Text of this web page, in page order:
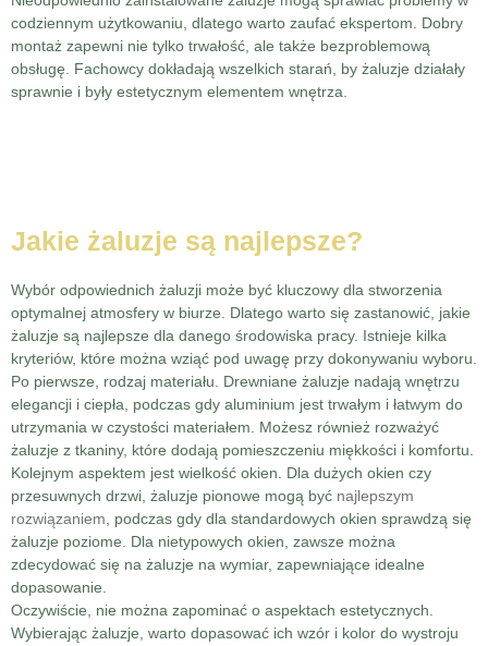
codziennym użytkowaniu, dlatego warto zaufać ekspertom. Dobry
montaż zapewni nie tylko trwałość, ale także bezproblemową
obsługę. Fachowcy dokładają wszelkich starań, by żaluzje działały
sprawnie i były estetycznym elementem wnętrza.
Jakie żaluzje są najlepsze?
Wybór odpowiednich żaluzji może być kluczowy dla stworzenia
optymalnej atmosfery w biurze. Dlatego warto się zastanowić, jakie
żaluzje są najlepsze dla danego środowiska pracy. Istnieje kilka
kryteriów, które można wziąć pod uwagę przy dokonywaniu wyboru.
Po pierwsze, rodzaj materiału. Drewniane żaluzje nadają wnętrzu
elegancji i ciepła, podczas gdy aluminium jest trwałym i łatwym do
utrzymania w czystości materiałem. Możesz również rozważyć
żaluzje z tkaniny, które dodają pomieszczeniu miękkości i komfortu.
Kolejnym aspektem jest wielkość okien. Dla dużych okien czy
przesuwnych drzwi, żaluzje pionowe mogą być najlepszym
rozwiązaniem, podczas gdy dla standardowych okien sprawdzą się
żaluzje poziome. Dla nietypowych okien, zawsze można
zdecydować się na żaluzje na wymiar, zapewniające idealne
dopasowanie.
Oczywiście, nie można zapominać o aspektach estetycznych.
Wybierając żaluzje, warto dopasować ich wzór i kolor do wystroju